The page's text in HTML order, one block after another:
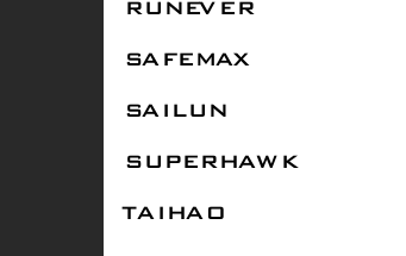
RUNEVER
SAFEMAX
SAILUN
SUPERHAWK
TAIHAO